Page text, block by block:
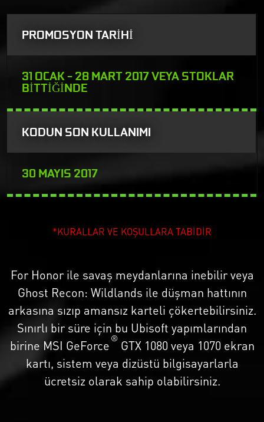
PROMOSYON TARİHİ
31 OCAK - 28 MART 2017 VEYA STOKLAR
BİTTİĞİNDE
KODUN SON KULLANIMI
30 MAYIS 2017
*KURALLAR VE KOŞULLARA TABİDİR
For Honor ile savaş meydanlarına inebilirveya
Ghost Recon: Wildlands ile düşman hattının
arkasına sızıp amansız karteli çökertebilirsiniz.
Sınırlı bir süre için bu Ubisoft yapımlarından
birine MSI GeForce ® GTX 1080 veya 1070 ekran
kartı, sistem veya dizüstü bilgisayarlarla
ücretsiz olarak sahip olabilirsiniz.